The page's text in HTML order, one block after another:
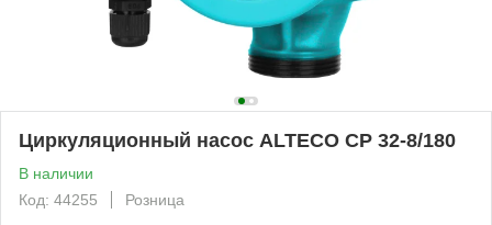
Циркуляционный насос ALTECO CP 32-8/180
В наличии
Код: 44255
Розница